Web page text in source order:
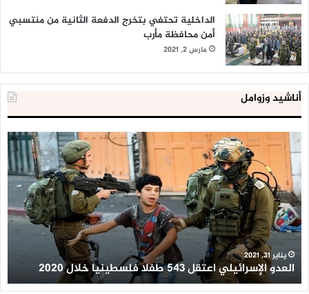
الداخلية تحتفي بتخرج الدفعة الثانية من منتسبي
أمن محافظة مأرب
مارس 2, 2021
أناشيد وزوامل
العدو
الإسرائيلي
اعتقل
543
طفلا
فلسطينيا
خلال
2020
يناير 31, 2021
العدو الإسرائيلي اعتقل 543 طفلا فلسطينيا خلال 2020